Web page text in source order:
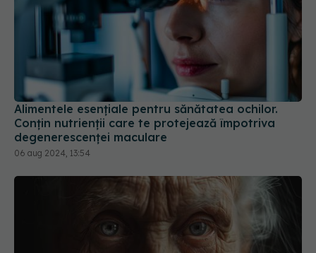
Alimentele esențiale pentru sănătatea ochilor.
Conțin nutrienții care te protejează împotriva
degenerescenței maculare
06 aug 2024, 13:54